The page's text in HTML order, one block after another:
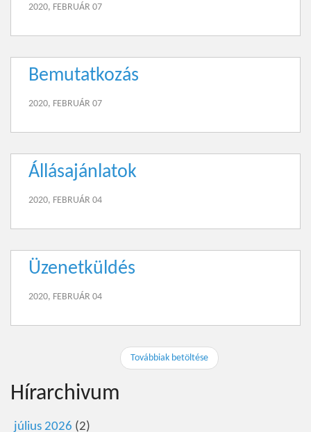
2020, FEBRUÁR 07
Bemutatkozás
2020, FEBRUÁR 07
Állásajánlatok
2020, FEBRUÁR 04
Üzenetküldés
2020, FEBRUÁR 04
Továbbiak betöltése
Hírarchivum
július 2026 (2)